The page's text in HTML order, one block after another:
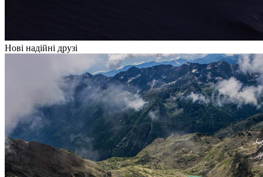
Нові надійні друзі